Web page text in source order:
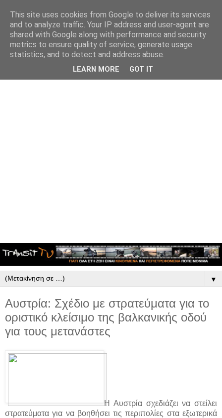
▼
Αυστρία: Σχέδιο με στρατεύματα για το
οριστικό κλείσιμο της βαλκανικής οδού
για τους μετανάστες
Η Αυστρία σχεδιάζει να στείλει
στρατεύματα για να βοηθήσει τις περιπολίες στα εξωτερικά
This site uses cookies from Google to deliver its services
and to analyze traffic. Your IP address and user-agent are
shared with Google along with performance and security
metrics to ensure quality of service, generate usage
statistics, and to detect and address abuse.
LEARN MORE GOT IT